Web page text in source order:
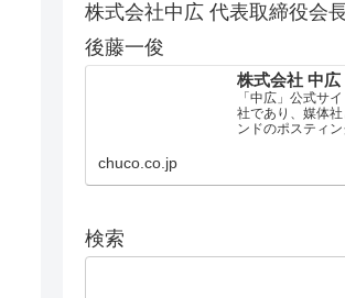
株式会社中広 代表取締役会
後藤一俊
株式会社 中広
「中広」公式サ
社であり、媒体
ンドのポスティ
chuco.co.jp
検索